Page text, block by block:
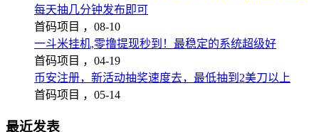
每天抽几分钟发布即可
首码项目 ， 08-10
一斗米挂机,零撸提现秒到！最稳定的系统超级好
首码项目 ， 04-19
币安注册，新活动抽奖速度去，最低抽到2美刀以上
首码项目 ， 05-14
最近发表